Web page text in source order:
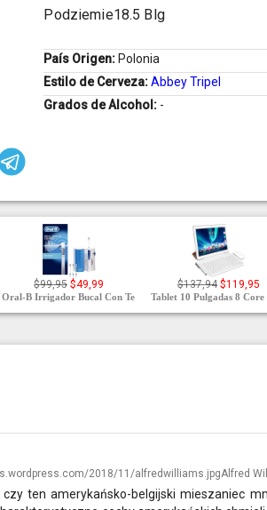
Podziemie18.5 Blg
País Origen: Polonia
Estilo de Cerveza:Abbey Tripel
Grados de Alcohol: -
$99,95 $49,99
Oral-B Irrigador Bucal Con Te
$137,94 $119,95
Tablet 10 Pulgadas 8 Core
Alfred
ten amerykańsko-belgijski mieszaniec